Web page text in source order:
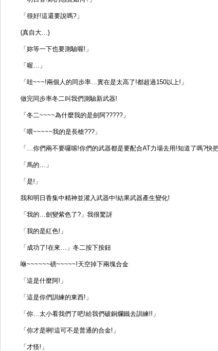
「很好!這還要說嗎?」
(真自大…)
「妳等一下也要測驗喔!」
「喔…」
「哇~~~!兩個人的同步率…實在是太高了!都超過150以上!」
做完同步率冬二叫我們測驗新武器!
「冬二~~~~為什麼我的是劍阿?????」
「喂~~~~~我的是長槍???」
「…你們兩不要囉嗦!你們的武器都是要配合AT力場去用!知道了嗎?快
「馬的…」
「是!」
我和明日香集中精神並灌入武器中!結果武器產生變化!
「我的…劍變紫色了?」我很驚訝
「我的是紅色!」
「成功了!在來…」冬二按下按鈕
咻~~~~~~磅~~~~~!天空掉下兩塊合金
「這是什麼阿!」
「這是你們訓練的東西!」
「你…太小看我們了吧!給我們破銅爛鐵去訓練!!」
「你才是咧!這可不是普通的合金!」
「才怪!」